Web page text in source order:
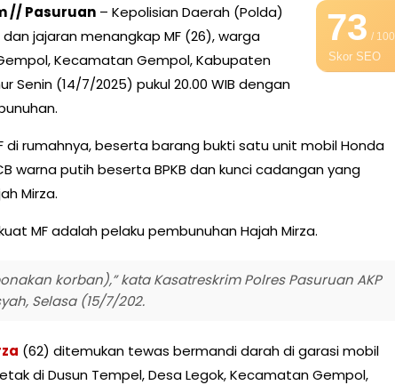
73/ 100
Skor SEO
// Pasuruan – Kepolisian Daerah (Polda)
jajaran menangkap MF (26), warga
Kecamatan Gempol, Kabupaten
Senin (14/7/2025) pukul 20.00 WIB dengan
di rumahnya, beserta barang bukti satu unit mobil Honda
warna putih beserta BPKB dan kunci cadangan yang
Mirza.
MF adalah pelaku pembunuhan Hajah Mirza.
korban),” kata Kasatreskrim Polres Pasuruan AKP
Selasa (15/7/202.
(62) ditemukan tewas bermandi darah di garasi mobil
di Dusun Tempel, Desa Legok, Kecamatan Gempol,